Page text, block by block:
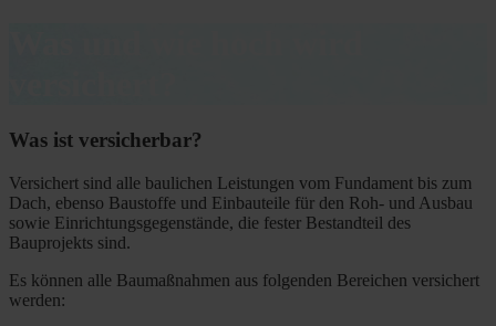
Was ist versicherbar?
Versichert sind alle baulichen Leistungen vom Fundament bis zum
Dach, ebenso Baustoffe und Einbauteile für den Roh- und Ausbau
sowie Einrichtungsgegenstände, die fester Bestandteil des
Bauprojekts sind.
Es können alle Baumaßnahmen aus folgenden Bereichen versichert
werden: